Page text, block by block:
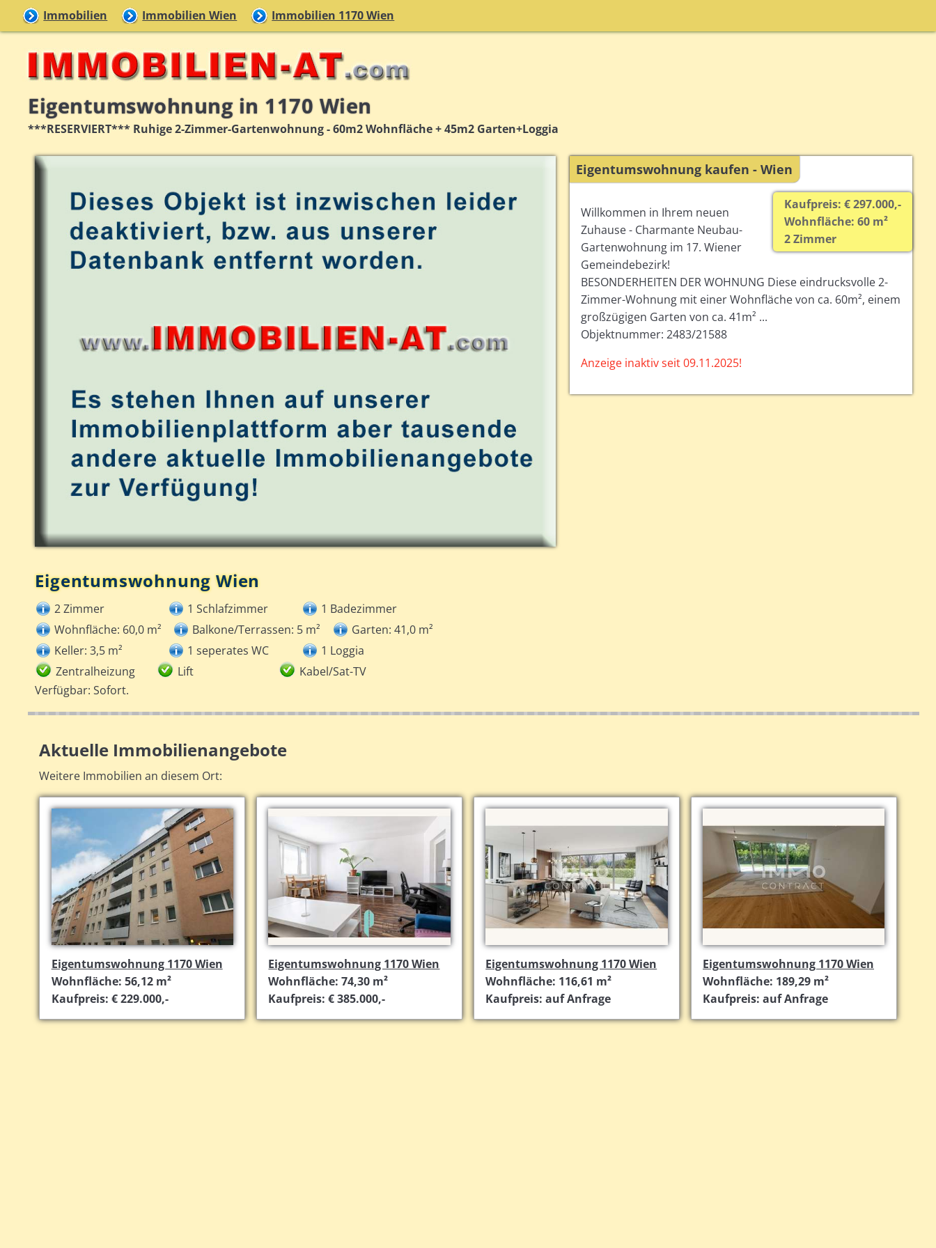
Immobilien Immobilien Wien Immobilien 1170 Wien
Eigentumswohnung in 1170 Wien
***RESERVIERT*** Ruhige 2-Zimmer-Gartenwohnung - 60m2 Wohnfläche + 45m2 Garten+Loggia
Eigentumswohnung Wien
2 Zimmer 1 Schlafzimmer
1 Badezimmer
Wohnfläche: 60,0 m²
Balkone/Terrassen: 5 m²
Garten: 41,0 m²
Keller: 3,5 m²
1 seperates WC
1 Loggia
Zentralheizung
Lift
Kabel/Sat-TV
Verfügbar: Sofort.
Eigentumswohnung kaufen - Wien
Kaufpreis: € 297.000,-
Wohnfläche: 60 m²
2 Zimmer
Willkommen in Ihrem neuen
Zuhause - Charmante Neubau-
Gartenwohnung im 17. Wiener
Gemeindebezirk!
BESONDERHEITEN DER WOHNUNG Diese eindrucksvolle 2-
Zimmer-Wohnung mit einer Wohnfläche von ca. 60m², einem
großzügigen Garten von ca. 41m² ...
Objektnummer: 2483/21588
Anzeige inaktiv seit 09.11.2025!
Aktuelle Immobilienangebote
Weitere Immobilien an diesem Ort:
Eigentumswohnung 1170 Wien
Wohnfläche: 56,12 m²
Kaufpreis: € 229.000,-
Eigentumswohnung 1170 Wien
Wohnfläche: 74,30 m²
Kaufpreis: € 385.000,-
Eigentumswohnung 1170 Wien
Wohnfläche: 116,61 m²
Kaufpreis: auf Anfrage
Eigentumswohnung 1170 Wien
Wohnfläche: 189,29 m²
Kaufpreis: auf Anfrage